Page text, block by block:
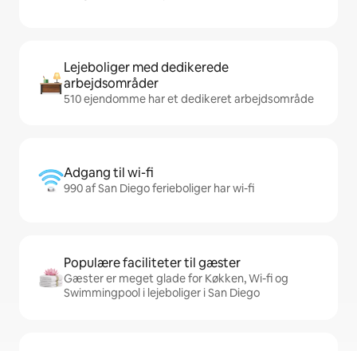
Lejeboliger med dedikerede
arbejdsområder
510 ejendomme har et dedikeret arbejdsområde
Adgang til wi-fi
990 af San Diego ferieboliger har wi-fi
Populære faciliteter til gæster
Gæster er meget glade for Køkken, Wi-fi og
Swimmingpool i lejeboliger i San Diego